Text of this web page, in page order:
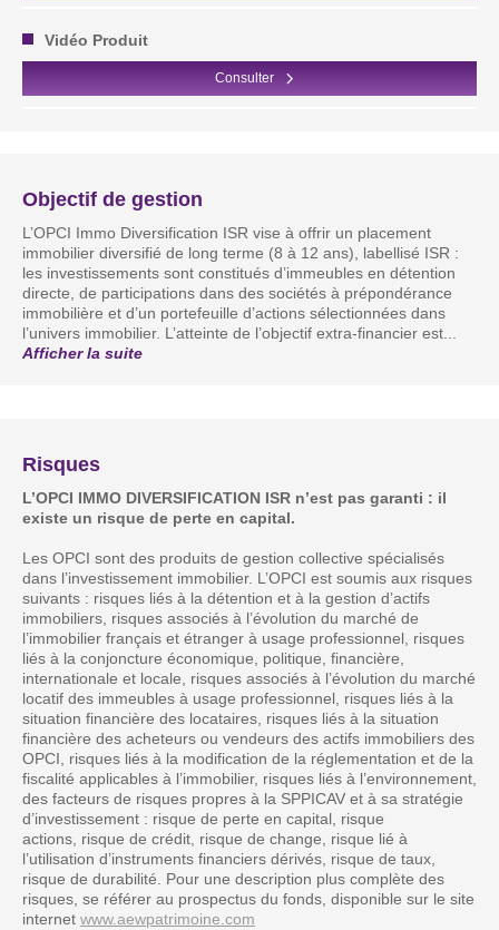
Vidéo Produit
Consulter
Objectif de gestion
L’OPCI Immo Diversification ISR vise à offrir un placement
immobilier diversifié de long terme (8 à 12 ans), labellisé ISR :
les investissements sont constitués d’immeubles en détention
directe, de participations dans des sociétés à prépondérance
immobilière et d’un portefeuille d’actions sélectionnées dans
l’univers immobilier. L’atteinte de l’objectif extra-financier est...
Afficher la suite
Risques
L’OPCI IMMO DIVERSIFICATION ISR n’est pas garanti : il
existe un risque de perte en capital.
Les OPCI sont des produits de gestion collective spécialisés
dans l’investissement immobilier. L’OPCI est soumis aux risques
suivants : risques liés à la détention et à la gestion d’actifs
immobiliers, risques associés à l’évolution du marché de
l’immobilier français et étranger à usage professionnel, risques
liés à la conjoncture économique, politique, financière,
internationale et locale, risques associés à l’évolution du marché
locatif des immeubles à usage professionnel, risques liés à la
situation financière des locataires, risques liés à la situation
financière des acheteurs ou vendeurs des actifs immobiliers des
OPCI, risques liés à la modification de la réglementation et de la
fiscalité applicables à l’immobilier, risques liés à l’environnement,
des facteurs de risques propres à la SPPICAV et à sa stratégie
d’investissement : risque de perte en capital, risque
actions, risque de crédit, risque de change, risque lié à
l’utilisation d’instruments financiers dérivés, risque de taux,
risque de durabilité. Pour une description plus complète des
risques, se référer au prospectus du fonds, disponible sur le site
internet www.aewpatrimoine.com